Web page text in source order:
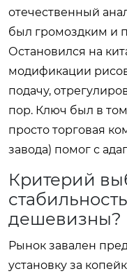
отечественный
был громоздким и
Остановился на
модификации
подачу,
пор. Ключ был в
просто торговая
завода) помог с
Критерий
дешевизны?
Рынок завален
установку за